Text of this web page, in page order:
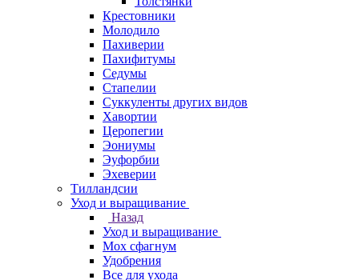
Крестовники
Молодило
Пахиверии
Пахифитумы
Седумы
Стапелии
Суккуленты других видов
Хавортии
Церопегии
Эониумы
Эуфорбии
Эхеверии
Тилландсии
Уход и выращивание
Назад
Уход и выращивание
Мох сфагнум
Удобрения
Все для ухода